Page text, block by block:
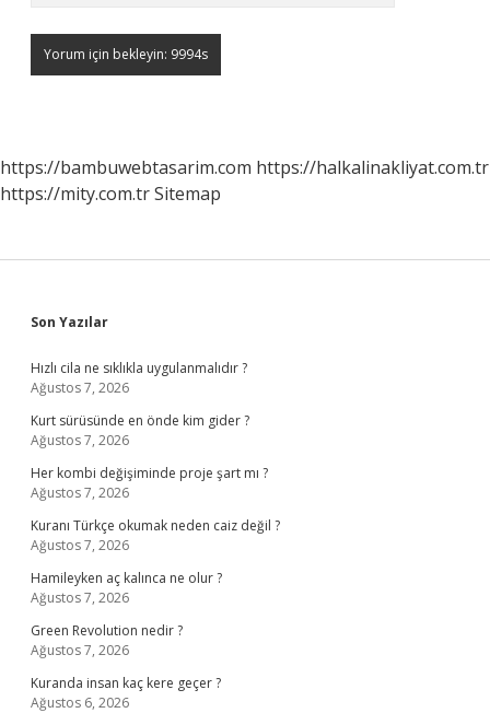
https://bambuwebtasarim.com https://halkalinakliyat.com.tr
https://mity.com.trSitemap
Sidebar
Son Yazılar
Hızlı cila ne sıklıkla uygulanmalıdır ?
Ağustos 7, 2026
Kurt sürüsünde en önde kim gider ?
Ağustos 7, 2026
Her kombi değişiminde proje şart mı ?
Ağustos 7, 2026
Kuranı Türkçe okumak neden caiz değil ?
Ağustos 7, 2026
Hamileyken aç kalınca ne olur ?
Ağustos 7, 2026
Green Revolution nedir ?
Ağustos 7, 2026
Kuranda insan kaç kere geçer ?
Ağustos 6, 2026